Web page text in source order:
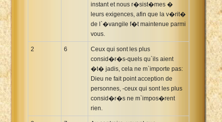
instant et nous r�sist�mes �
leurs exigences, afin que la v�rit�
de l`�vangile f�t maintenue parmi
vous.
2 6
Ceux qui sont les plus
consid�r�s-quels qu`ils aient
�t� jadis, cela ne m`importe pas:
Dieu ne fait point acception de
personnes, -ceux qui sont les plus
consid�r�s ne m`impos�rent
rien.